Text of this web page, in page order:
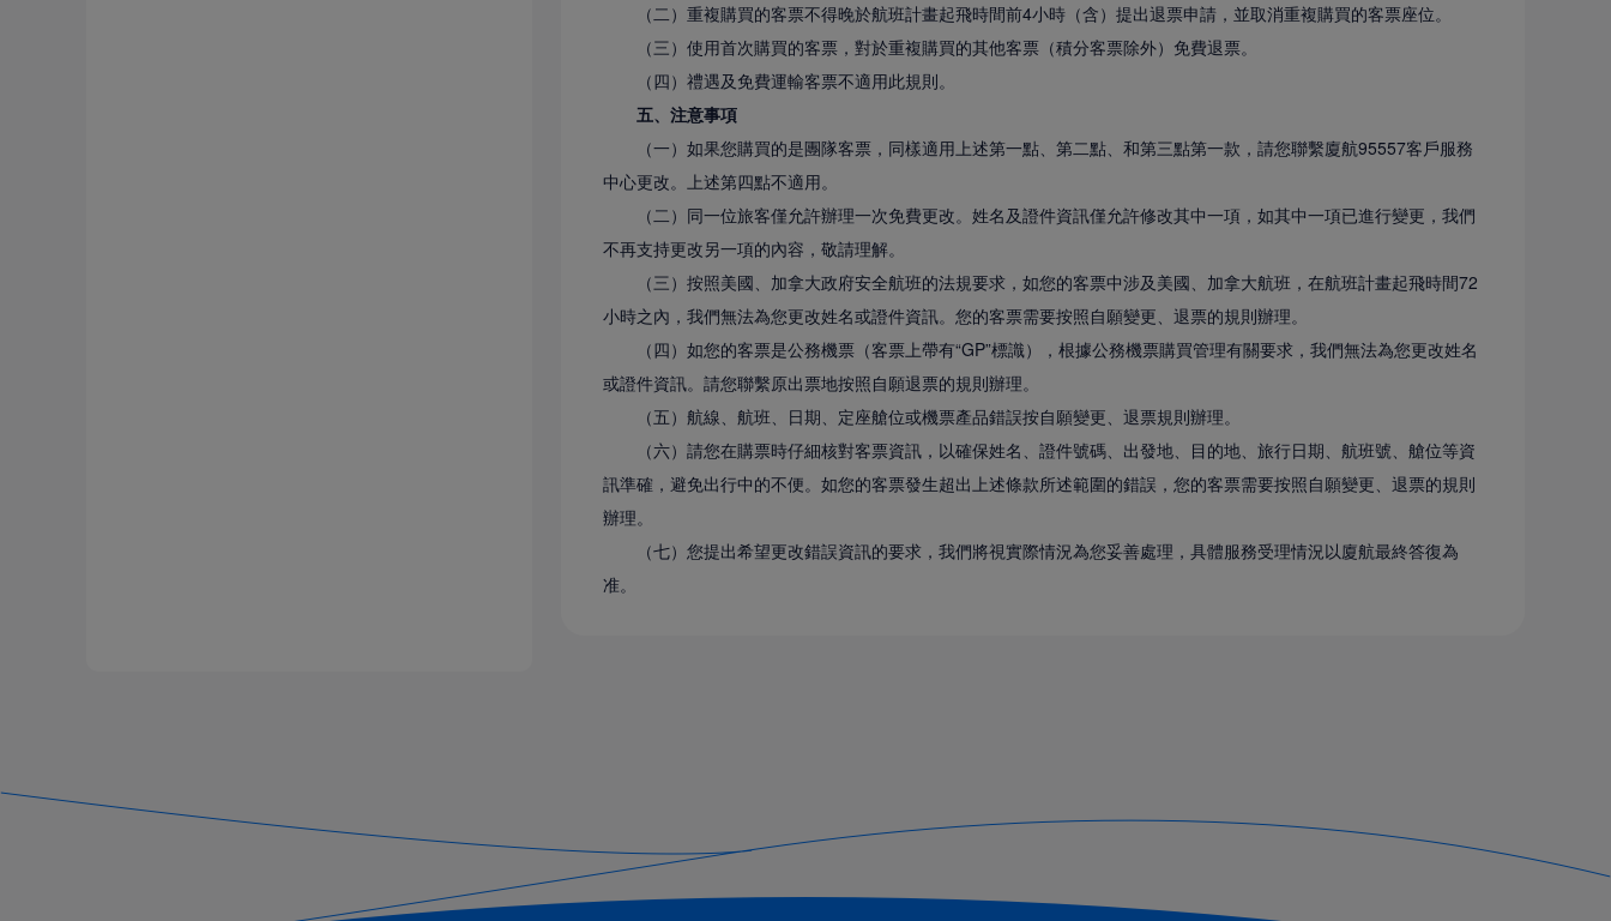
（二）重複購買的客票不得晚於航班計畫起飛時間前4小時（含）提出退票申請，並取消重複購買的客票座位。
（三）使用首次購買的客票，對於重複購買的其他客票（積分客票除外）免費退票。
（四）禮遇及免費運輸客票不適用此規則。
五、注意事項
（一）如果您購買的是團隊客票，同樣適用上述第一點、第二點、和第三點第一款，請您聯繫廈航95557客戶服務
中心更改。上述第四點不適用。
（二）同一位旅客僅允許辦理一次免費更改。姓名及證件資訊僅允許修改其中一項，如其中一項已進行變更，我們
不再支持更改另一項的內容，敬請理解。
（三）按照美國、加拿大政府安全航班的法規要求，如您的客票中涉及美國、加拿大航班，在航班計畫起飛時間72
小時之內，我們無法為您更改姓名或證件資訊。您的客票需要按照自願變更、退票的規則辦理。
（四）如您的客票是公務機票（客票上帶有“GP”標識），根據公務機票購買管理有關要求，我們無法為您更改姓名
或證件資訊。請您聯繫原出票地按照自願退票的規則辦理。
（五）航線、航班、日期、定座艙位或機票產品錯誤按自願變更、退票規則辦理。
（六）請您在購票時仔細核對客票資訊，以確保姓名、證件號碼、出發地、目的地、旅行日期、航班號、艙位等資
訊準確，避免出行中的不便。如您的客票發生超出上述條款所述範圍的錯誤，您的客票需要按照自願變更、退票的規則
辦理。
（七）您提出希望更改錯誤資訊的要求，我們將視實際情況為您妥善處理，具體服務受理情況以廈航最終答復為
准。